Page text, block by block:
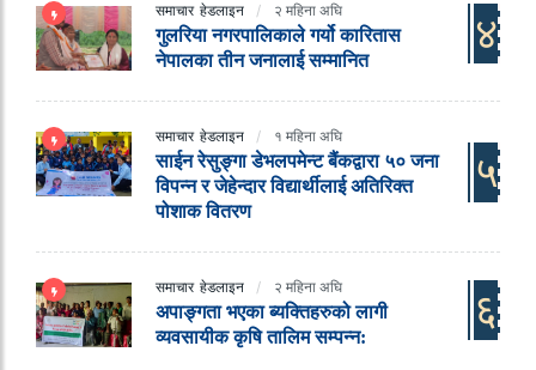
समाचार हेडलाइन २ महिना अघि
गुलरिया नगरपालिकाले गर्यो कारितास
नेपालका तीन जनालाई सम्मानित
४
समाचार हेडलाइन १ महिना अघि
साईन रेसुङ्गा डेभलपमेन्ट बैंकद्वारा ५० जना
विपन्न र जेहेन्दार विद्यार्थीलाई अतिरिक्त
पोशाक वितरण
५
समाचार हेडलाइन २ महिना अघि
अपाङ्गता भएका ब्यक्तिहरुको लागी
व्यवसायीक कृषि तालिम सम्पन्न:
६